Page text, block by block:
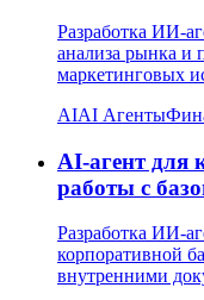
Разработка ИИ-
анализа рынка и
маркетинговых
AIAI Агенты
AI-агент для
работы с
Разработка ИИ-
корпоративной
внутренними